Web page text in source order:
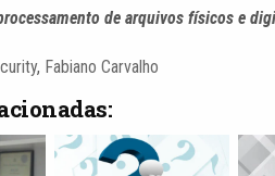
de arquivos físicos e
, Fabiano Carvalho